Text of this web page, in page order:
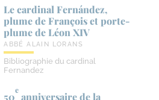
Le cardinal Fernández,
plume de François et porte-​
plume de Léon XIV
ABBÉ ALAIN LORANS
Bibliographie du cardinal
Fernandez
50
e
anniversaire de la